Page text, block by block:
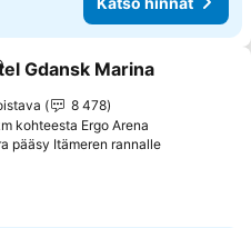
suosikkeihin
Gdansk Marina
8 478
kohteesta Ergo Arena
pääsy Itämeren rannalleKatso